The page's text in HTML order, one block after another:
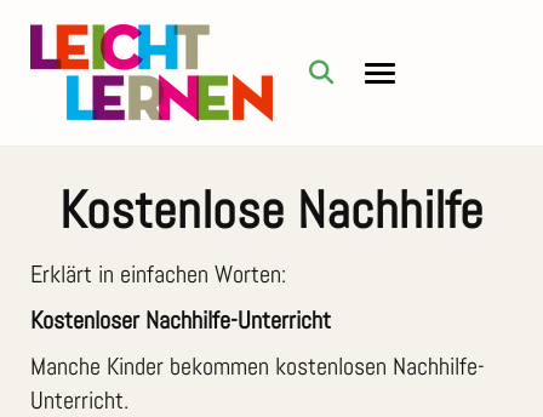
Kostenlose Nachhilfe
Erklärt in einfachen Worten:
Kostenloser Nachhilfe-Unterricht
Manche Kinder bekommen kostenlosen Nachhilfe-
Unterricht.